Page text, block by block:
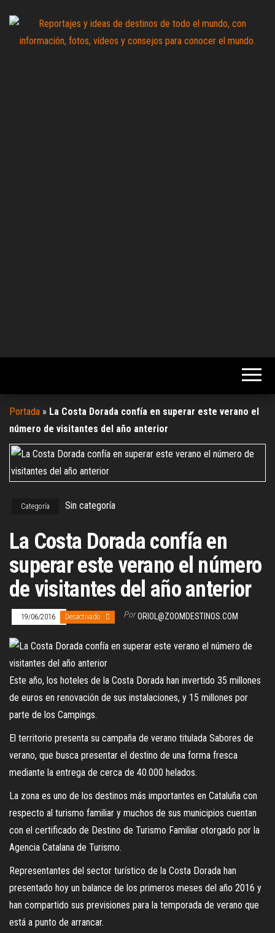
contenido
Portada » La Costa Dorada confía en superar este verano el
número de visitantes del año anterior
Categoría Sin categoría
La Costa Dorada confía en
superar este verano el número
de visitantes del año anterior
19/06/2016 Desactivado Por ORIOL@ZOOMDESTINOS.COM
Este año, los hoteles de la Costa Dorada han invertido 35 millones
de euros en renovación de sus instalaciones, y 15 millones por
parte de los Campings.
El territorio presenta su campaña de verano titulada Sabores de
verano, que busca presentar el destino de una forma fresca
mediante la entrega de cerca de 40.000 helados.
La zona es uno de los destinos más importantes en Cataluña con
respecto al turismo familiar y muchos de sus municipios cuentan
con el certificado de Destino de Turismo Familiar otorgado por la
Agencia Catalana de Turismo.
Representantes del sector turístico de la Costa Dorada han
presentado hoy un balance de los primeros meses del año 2016 y
han compartido sus previsiones para la temporada de verano que
está a punto de arrancar.